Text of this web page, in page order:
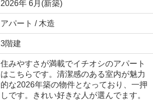
2026年 6月(新築)
アパート / 木造
3階建
住みやすさが満載でイチオシのアパート
はこちらです。清潔感のある室内が魅力
的な2026年築の物件となっており、一押
しです。きれい好きな人が選んでます。